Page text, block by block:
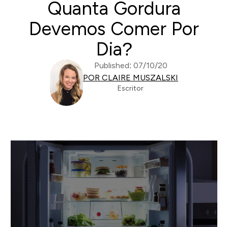
Quanta Gordura
Devemos Comer Por
Dia?
Published: 07/10/20
POR CLAIRE MUSZALSKI
Escritor